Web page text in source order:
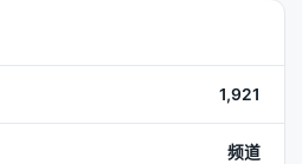
1,921
频道